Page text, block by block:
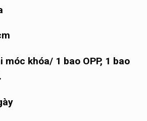
khóa/ 1 bao OPP, 1 bao